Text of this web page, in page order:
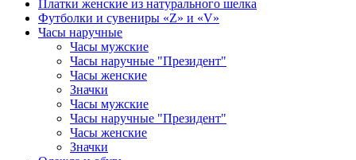
Платки женские из натурального шелка
Футболки и сувениры «Z» и «V»
Часы наручные
Часы мужские
Часы наручные "Президент"
Часы женские
Значки
Часы мужские
Часы наручные "Президент"
Часы женские
Значки